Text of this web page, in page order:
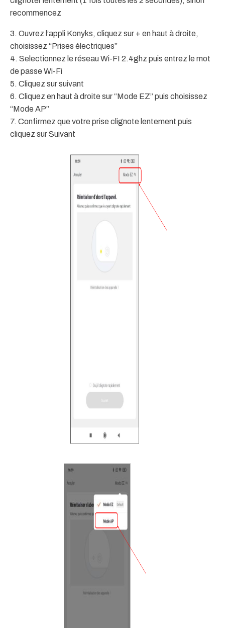
recommencez
3. Ouvrez l’appli Konyks, cliquez sur + en haut à droite,
choisissez “Prises électriques”
4. Selectionnez le réseau Wi-FI 2.4ghz puis entrez le mot
de passe Wi-Fi
5. Cliquez sur suivant
6. Cliquez en haut à droite sur “Mode EZ” puis choisissez
“Mode AP”
7. Confirmez que votre prise clignote lentement puis
cliquez sur Suivant